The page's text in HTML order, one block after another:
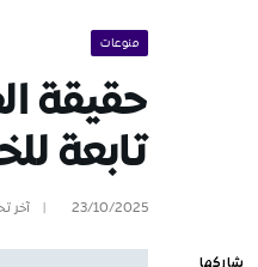
منوعات
حقيقة
تابعة
23/10/2025 آخر